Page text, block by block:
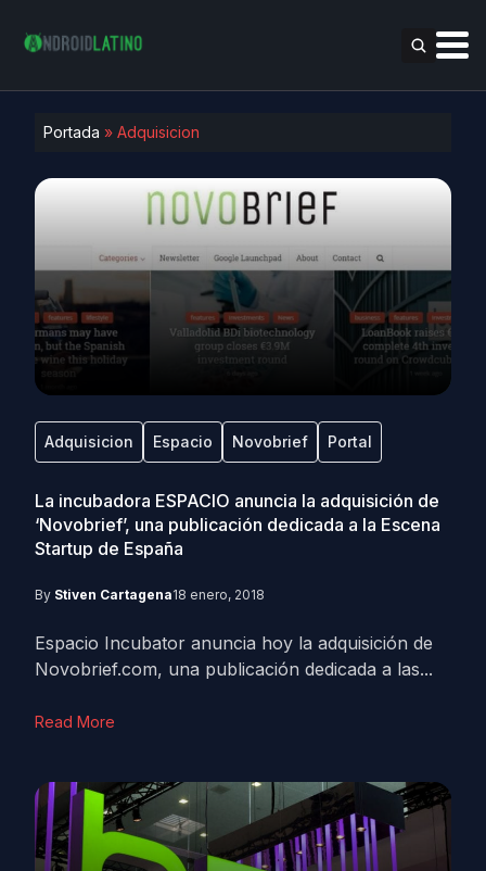
Portada » Adquisicion
Adquisicion Espacio Novobrief Portal
La incubadora ESPACIO anuncia la adquisición de
‘Novobrief’, una publicación dedicada a la Escena
Startup de España
By Stiven Cartagena18 enero, 2018
Espacio Incubator anuncia hoy la adquisición de
Novobrief.com, una publicación dedicada a las...
Read More